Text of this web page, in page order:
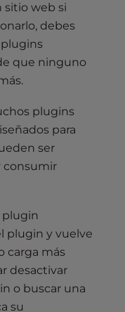
sitio web si
debes
que ninguno
plugins
para
ser
consumir
plugin
plugin y vuelve
carga más
desactivar
o buscar una
su